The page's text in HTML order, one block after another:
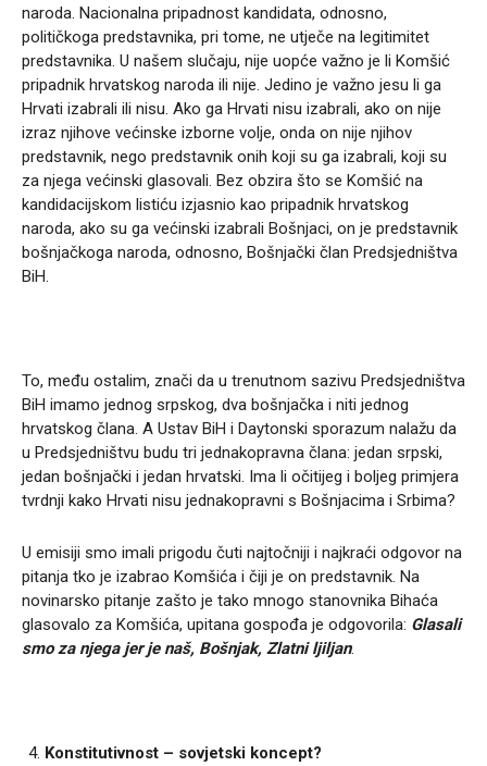
naroda. Nacionalna pripadnost kandidata, odnosno,
političkoga predstavnika, pri tome, ne utječe na legitimitet
predstavnika. U našem slučaju, nije uopće važno je li Komšić
pripadnik hrvatskog naroda ili nije. Jedino je važno jesu li ga
Hrvati izabrali ili nisu. Ako ga Hrvati nisu izabrali, ako on nije
izraz njihove većinske izborne volje, onda on nije njihov
predstavnik, nego predstavnik onih koji su ga izabrali, koji su
za njega većinski glasovali. Bez obzira što se Komšić na
kandidacijskom listiću izjasnio kao pripadnik hrvatskog
naroda, ako su ga većinski izabrali Bošnjaci, on je predstavnik
bošnjačkoga naroda, odnosno, Bošnjački član Predsjedništva
BiH.
To, među ostalim, znači da u trenutnom sazivu Predsjedništva
BiH imamo jednog srpskog, dva bošnjačka i niti jednog
hrvatskog člana. A Ustav BiH i Daytonski sporazum nalažu da
u Predsjedništvu budu tri jednakopravna člana: jedan srpski,
jedan bošnjački i jedan hrvatski. Ima li očitijeg i boljeg primjera
tvrdnji kako Hrvati nisu jednakopravni s Bošnjacima i Srbima?
U emisiji smo imali prigodu čuti najtočniji i najkraći odgovor na
pitanja tko je izabrao Komšića i čiji je on predstavnik. Na
novinarsko pitanje zašto je tako mnogo stanovnika Bihaća
glasovalo za Komšića, upitana gospođa je odgovorila: Glasali
smo za njega jer je naš, Bošnjak, Zlatni ljiljan.
Konstitutivnost – sovjetski koncept?